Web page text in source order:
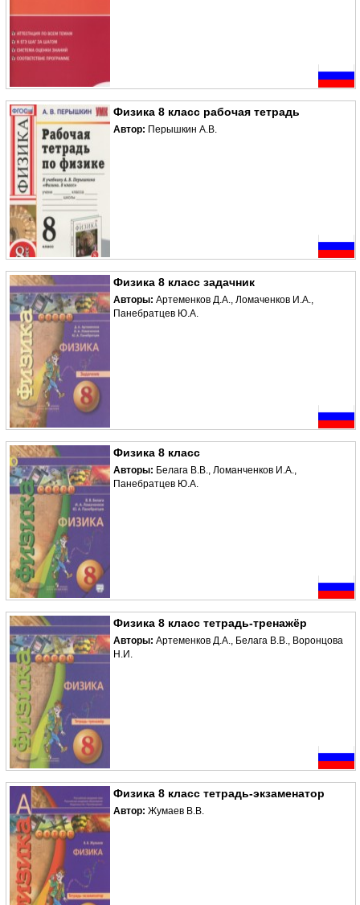
Физика 8 класс рабочая тетрадь
Автор: Перышкин А.В.
Физика 8 класс задачник
Авторы: Артеменков Д.А., Ломаченков И.А.,
Панебратцев Ю.А.
Физика 8 класс
Авторы: Белага В.В., Ломанченков И.А.,
Панебратцев Ю.А.
Физика 8 класс тетрадь-тренажёр
Авторы: Артеменков Д.А., Белага В.В., Воронцова
Н.И.
Физика 8 класс тетрадь-экзаменатор
Автор: Жумаев В.В.